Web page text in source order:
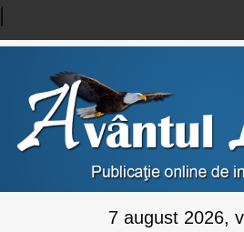
7 august 2026,